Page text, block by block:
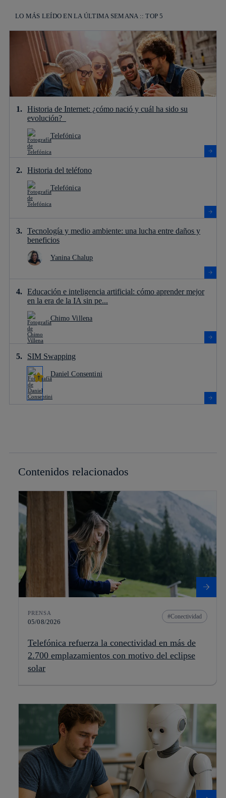
LO MÁS LEÍDO EN LA ÚLTIMA SEMANA :: TOP 5
Historia de Internet: ¿cómo nació y cuál ha sido su
evolución?
Telefónica
Historia del teléfono
Telefónica
Tecnología y medio ambiente: una lucha entre daños y
beneficios
Yanina Chalup
Educación e inteligencia artificial: cómo aprender mejor
en la era de la IA sin pe...
Chimo Villena
SIM Swapping
Daniel Consentini
Contenidos relacionados
PRENSA
05/08/2026
Conectividad
Telefónica refuerza la conectividad en más de
2.700 emplazamientos con motivo del eclipse
solar